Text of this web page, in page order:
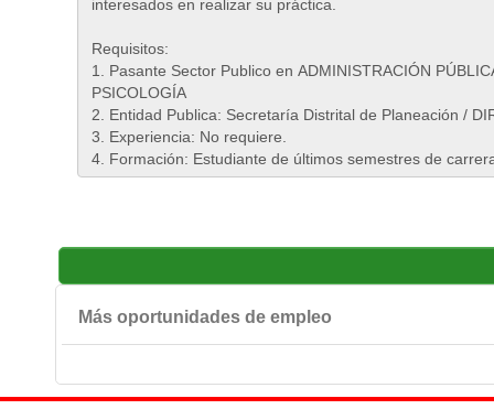
Más oportunidades de empleo